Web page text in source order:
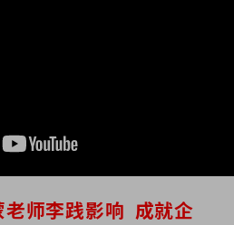
老师李践影响 成就企